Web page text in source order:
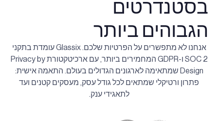
בסטנדרטים
הגבוהים ביותר
אנחנו לא מתפשרים על הפרטיות שלכם. Glassix עומדת בתקני
SOC 2 ו-GDPR המחמירים ביותר, עם ארכיטקטורת Privacy by
Design שמתאימה לארגונים הגדולים בעולם. התאמה אישית:
פתרון ורטיקלי שמתאים לכל גודל עסק, מעסקים קטנים ועד
לתאגידי ענק.